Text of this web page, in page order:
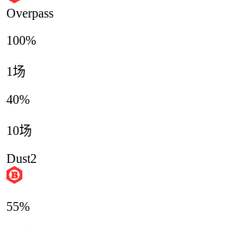
Overpass
100%
1场
40%
10场
Dust2
55%